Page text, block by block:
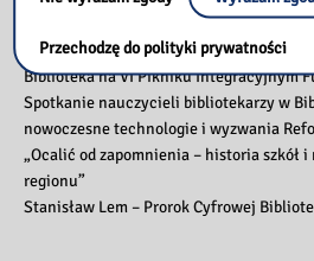
Budżet Obywatelski Mazowsza
Biblioteka na VI Pikniku Integracyjnym
Spotkanie nauczycieli bibliotekarzy w
nowoczesne technologie i wyzwania
„Ocalić od zapomnienia – historia szkół
regionu”
Stanisław Lem – Prorok Cyfrowej
Przechodzę do polityki prywatności